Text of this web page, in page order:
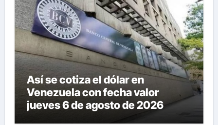
Así se cotiza el dólar en
Venezuela con fecha valor
jueves 6 de agosto de 2026